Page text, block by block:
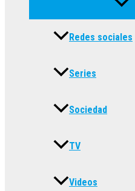
Redes sociales
Series
Sociedad
TV
Videos